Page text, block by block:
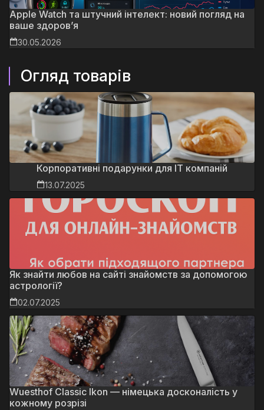
Apple Watch та штучний інтелект: новий погляд на
ваше здоров’я
30.05.2026
Огляд товарів
Корпоративні подарунки для IT компаній
13.07.2025
Як знайти любов на сайті знайомств за допомогою
астрології?
02.07.2025
Wuesthof Classic Ikon — німецька досконалість у
кожному розрізі